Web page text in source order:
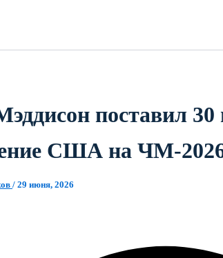
поставил 30
США на
/ 29 июня, 2026